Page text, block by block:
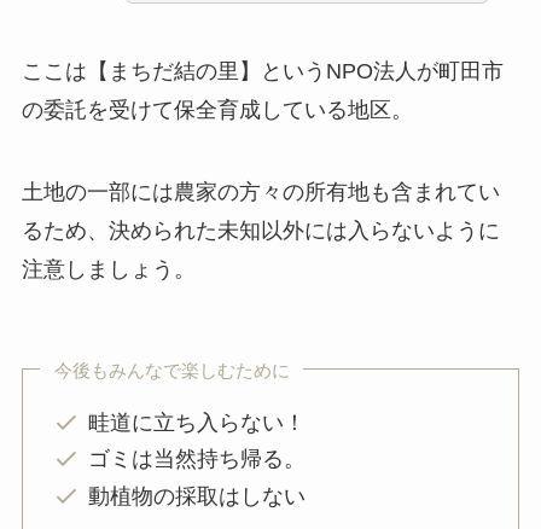
ここは【まちだ結の里】というNPO法人が町田市
の委託を受けて保全育成している地区。
土地の一部には農家の方々の所有地も含まれてい
るため、決められた未知以外には入らないように
注意しましょう。
今後もみんなで楽しむために
畦道に立ち入らない！
ゴミは当然持ち帰る。
動植物の採取はしない